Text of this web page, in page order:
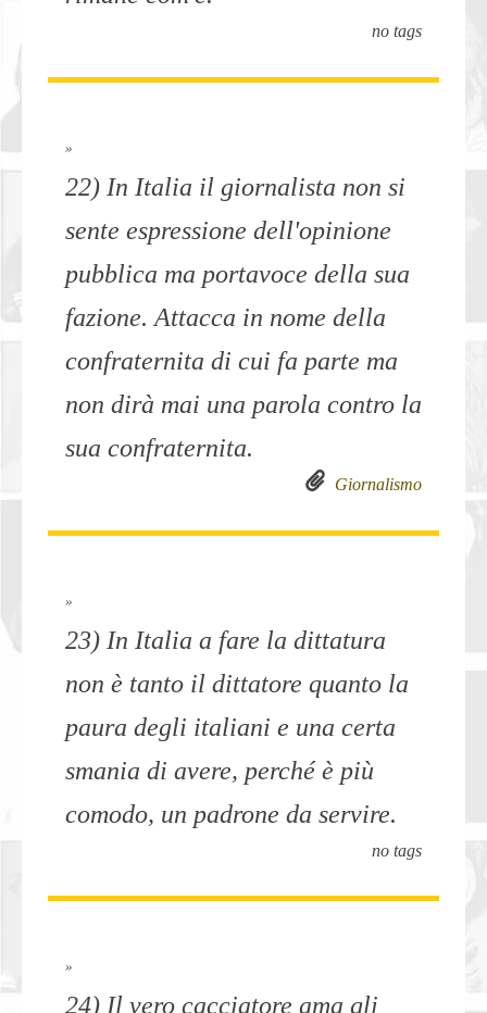
no tags
»
22) In Italia il giornalista non si
sente espressione dell'opinione
pubblica ma portavoce della sua
fazione. Attacca in nome della
confraternita di cui fa parte ma
non dirà mai una parola contro la
sua confraternita.
Giornalismo
»
23) In Italia a fare la dittatura
non è tanto il dittatore quanto la
paura degli italiani e una certa
smania di avere, perché è più
comodo, un padrone da servire.
no tags
»
24) Il vero cacciatore ama gli